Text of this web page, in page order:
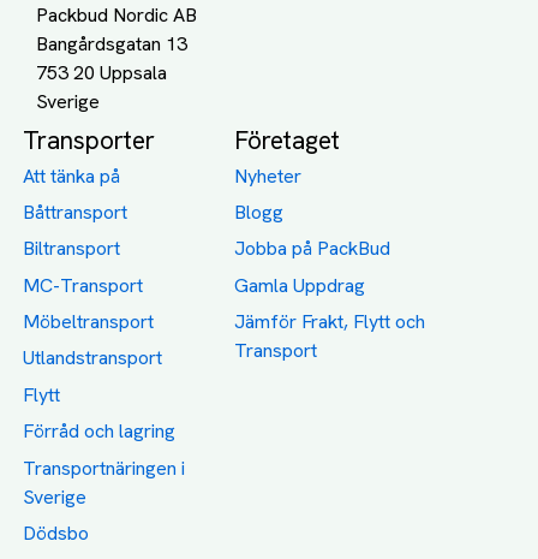
Packbud Nordic AB
Bangårdsgatan 13
753 20 Uppsala
Transporter
Att tänka på
Båttransport
Biltransport
MC-Transport
Möbeltransport
Utlandstransport
Flytt
Förråd och lagring
Transportnäringen i
Sverige
Dödsbo
Företaget
Nyheter
Blogg
Jobba på PackBud
Gamla Uppdrag
Jämför Frakt, Flytt och
Transport